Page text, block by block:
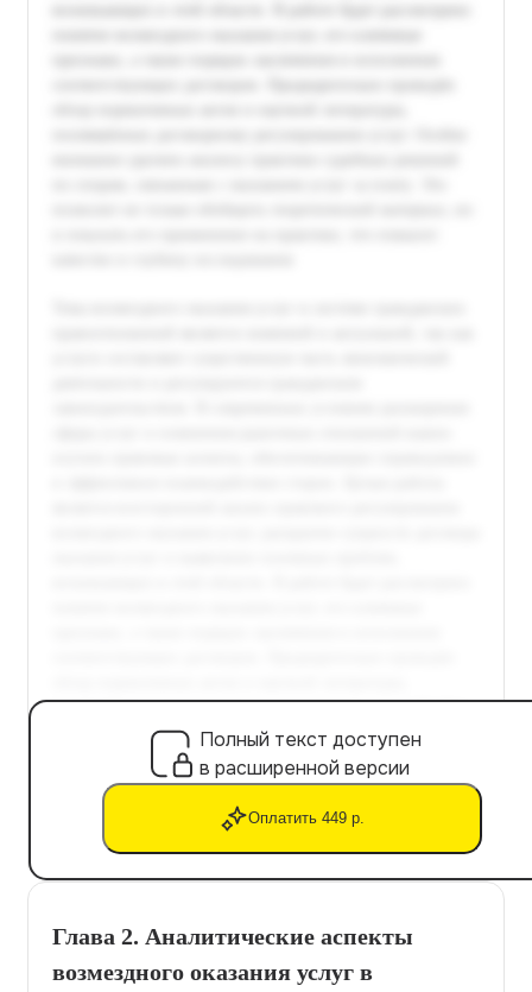
Полный текст доступен
в расширенной версии
Оплатить 449 р.
Глава 2. Аналитические аспекты
возмездного оказания услуг в